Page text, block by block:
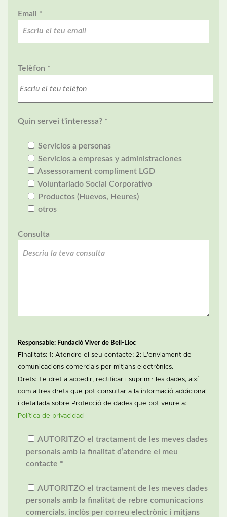
Email *
Telèfon *
Quin servei t'interessa? *
Servicios a personas
Servicios a empresas y administraciones
Assessorament compliment LGD
Voluntariado Social Corporativo
Productos (Huevos, Heures)
otros
Consulta
Responsable: Fundació Viver de Bell-Lloc
Finalitats: 1: Atendre el seu contacte; 2: L'enviament de
comunicacions comercials per mitjans electrònics.
Drets: Te dret a accedir, rectificar i suprimir les dades, així
com altres drets que pot consultar a la informació addicional
i detallada sobre Protecció de dades que pot veure a:
Política de privacidad
AUTORITZO el tractament de les meves dades
personals amb la finalitat d’atendre el meu
contacte *
AUTORITZO el tractament de les meves dades
personals amb la finalitat de rebre comunicacions
comercials, inclòs per correu electrònic i mitjans